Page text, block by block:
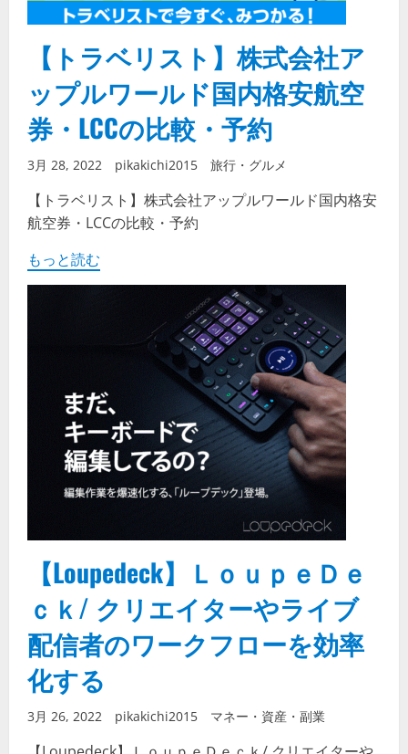
【トラベリスト】株式会社ア
ップルワールド国内格安航空
券・LCCの比較・予約
3月 28, 2022 pikakichi2015 旅行・グルメ
【トラベリスト】株式会社アップルワールド国内格安
航空券・LCCの比較・予約
もっと読む
【Loupedeck】ＬｏｕｐｅＤｅ
ｃｋ/ クリエイターやライブ
配信者のワークフローを効率
化する
3月 26, 2022 pikakichi2015 マネー・資産・副業